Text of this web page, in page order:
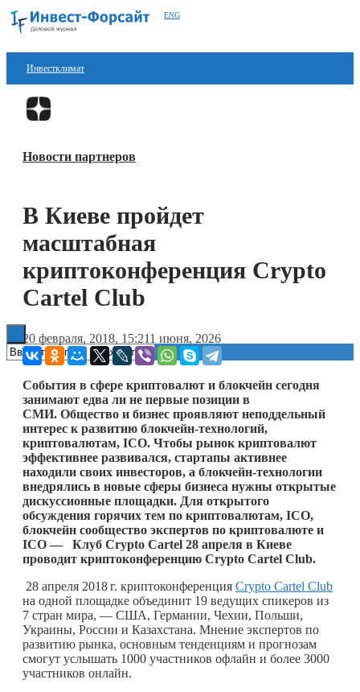
ENG
Инвестклимат
Финансы
Блокчейн
Книги
Новости партнеров
В Киеве пройдет
масштабная
криптоконференция Crypto
Cartel Club
20 февраля, 2018, 15:211 июня, 2026
События в сфере криптовалют и блокчейн сегодня
занимают едва ли не первые позиции в
СМИ. Общество и бизнес проявляют неподдельный
интерес к развитию блокчейн-технологий,
криптовалютам, ICO. Чтобы рынок криптовалют
эффективнее развивался, стартапы активнее
находили своих инвесторов, а блокчейн-технологии
внедрялись в новые сферы бизнеса нужны открытые
дискуссионные площадки. Для открытого
обсуждения горячих тем по криптовалютам, ICO,
блокчейн сообщество экспертов по криптовалюте и
ICO — Клуб Crypto Cartel 28 апреля в Киеве
проводит криптоконференцию Crypto Cartel Club.
28 апреля 2018 г. криптоконференция Crypto Cartel Club
на одной площадке объединит 19 ведущих спикеров из
7 стран мира, — США, Германии, Чехии, Польши,
Украины, России и Казахстана. Мнение экспертов по
развитию рынка, основным тенденциям и прогнозам
смогут услышать 1000 участников офлайн и более 3000
участников онлайн.